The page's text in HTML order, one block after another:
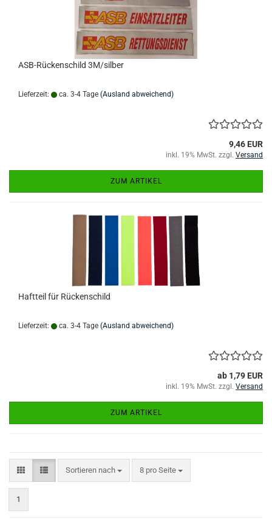
ASB-Rückenschild 3M/silber
Lieferzeit: ca. 3-4 Tage (Ausland abweichend)
9,46 EUR
inkl. 19% MwSt. zzgl. Versand
ZUM ARTIKEL
Haftteil für Rückenschild
Lieferzeit: ca. 3-4 Tage (Ausland abweichend)
ab 1,79 EUR
inkl. 19% MwSt. zzgl. Versand
ZUM ARTIKEL
Sortieren nach
Sortieren nach 8 pro Seite
pro Seite
1